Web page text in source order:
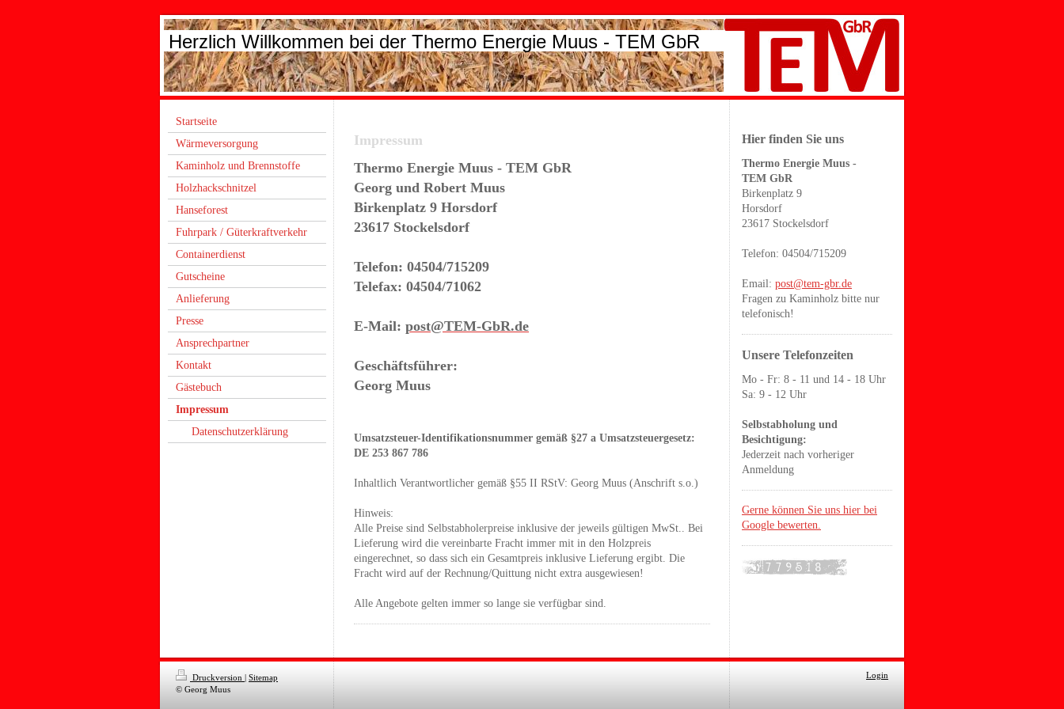
Herzlich Willkommen bei der Thermo Energie Muus - TEM GbR
Startseite
Wärmeversorgung
Kaminholz und Brennstoffe
Holzhackschnitzel
Hanseforest
Fuhrpark / Güterkraftverkehr
Containerdienst
Gutscheine
Anlieferung
Presse
Ansprechpartner
Kontakt
Gästebuch
Impressum
Datenschutzerklärung
Impressum
Thermo Energie Muus - TEM GbR
Georg und Robert Muus
Birkenplatz 9 Horsdorf
23617 Stockelsdorf
Telefon: 04504/715209
Telefax: 04504/71062
E-Mail: post@TEM-GbR.de
Geschäftsführer:
Georg Muus
Umsatzsteuer-Identifikationsnummer gemäß §27 a Umsatzsteuergesetz:
DE 253 867 786
Inhaltlich Verantwortlicher gemäß §55 II RStV: Georg Muus (Anschrift s.o.)
Hinweis:
Alle Preise sind Selbstabholerpreise inklusive der jeweils gültigen MwSt.. Bei
Lieferung wird die vereinbarte Fracht immer mit in den Holzpreis
eingerechnet, so dass sich ein Gesamtpreis inklusive Lieferung ergibt. Die
Fracht wird auf der Rechnung/Quittung nicht extra ausgewiesen!
Alle Angebote gelten immer so lange sie verfügbar sind.
Hier finden Sie uns
Thermo Energie Muus -
TEM GbR
Birkenplatz 9
Horsdorf
23617 Stockelsdorf
Telefon: 04504/715209
Email: post@tem-gbr.de
Fragen zu Kaminholz bitte nur
telefonisch!
Unsere Telefonzeiten
Mo - Fr: 8 - 11 und 14 - 18 Uhr
Sa: 9 - 12 Uhr
Selbstabholung und
Besichtigung:
Jederzeit nach vorheriger
Anmeldung
Gerne können Sie uns hier bei
Google bewerten.
Druckversion | Sitemap
© Georg Muus
Login